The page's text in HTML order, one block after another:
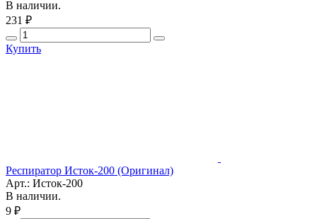
В наличии.
231 ₽
Купить
Респиратор Исток-200 (Оригинал)
Арт.: Исток-200
В наличии.
9 ₽